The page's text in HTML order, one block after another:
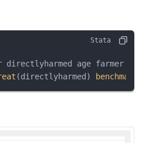
directlyharmed age farmer
(directlyharmed) benchmark